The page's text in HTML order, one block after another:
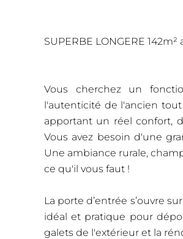
SUPERBE LONGERE
Vous cherchez un
l'autenticité de l'ancien
apportant un réel confort,
Vous avez besoin d'une
Une ambiance rurale,
ce qu'il vous faut !
La porte d’entrée s’ouvre
idéal et pratique pour
galets de l'extérieur et la